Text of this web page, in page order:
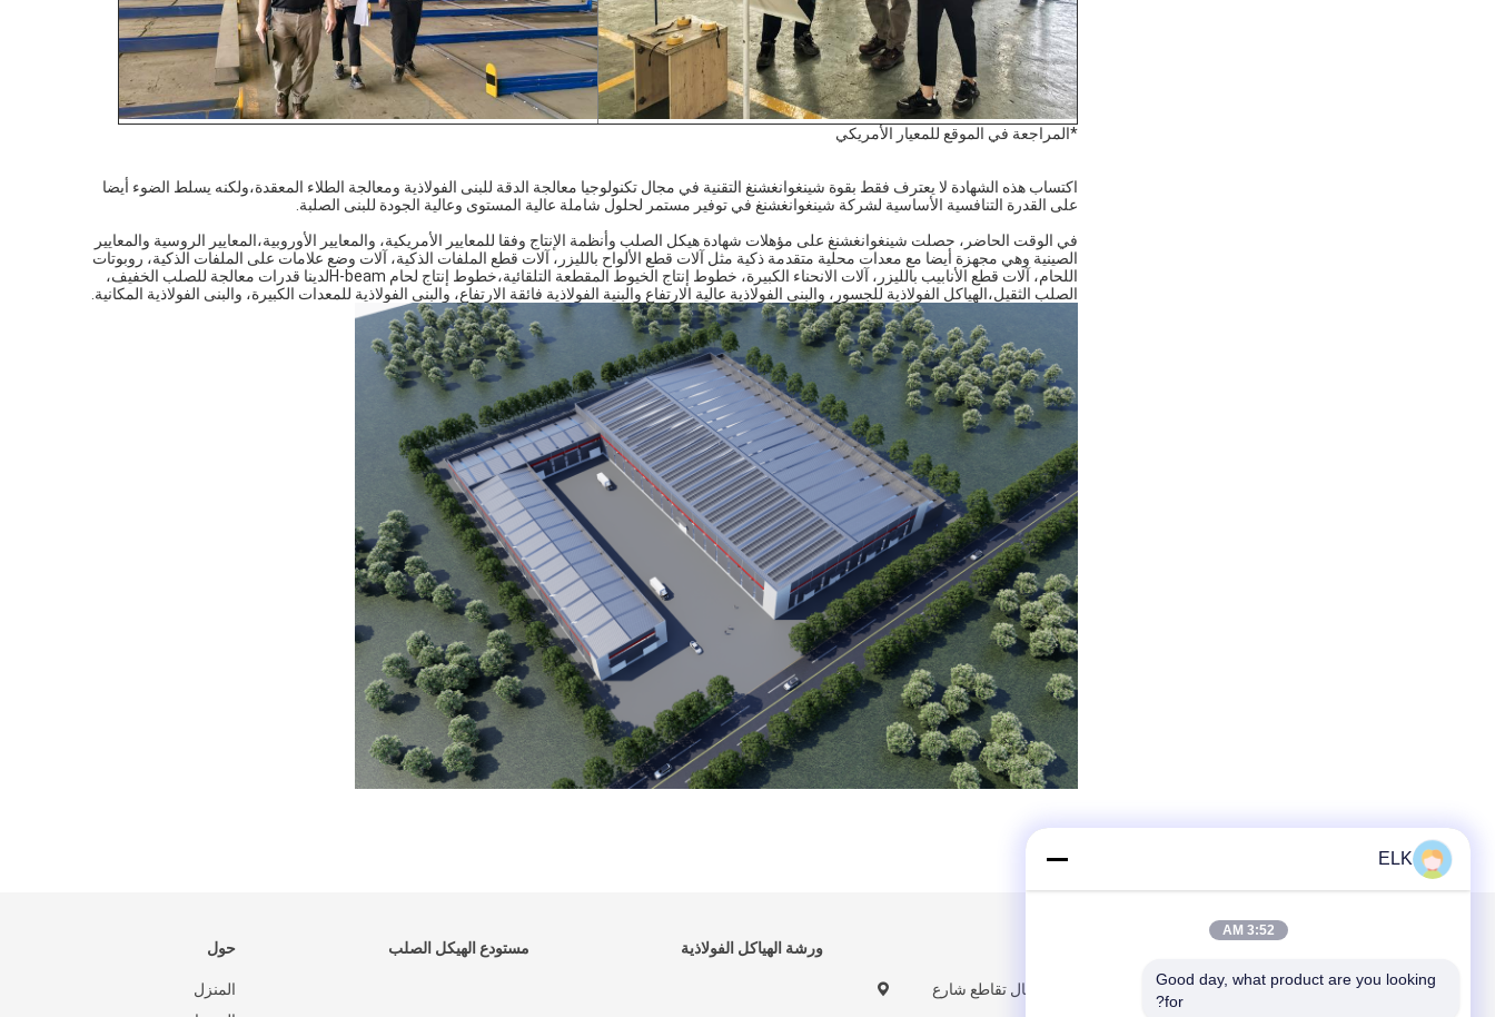
*المراجعة في الموقع للمعيار الأمريكي
اكتساب هذه الشهادة لا يعترف فقط بقوة شينغوانغشنغ التقنية في مجال تكنولوجيا معالجة الدقة للبنى الفولاذية ومعالجة الطلاء المعقدة،ولكنه يسلط الضوء أيضا
على القدرة التنافسية الأساسية لشركة شينغوانغشنغ في توفير مستمر لحلول شاملة عالية المستوى وعالية الجودة للبنى الصلبة.
في الوقت الحاضر، حصلت شينغوانغشنغ على مؤهلات شهادة هيكل الصلب وأنظمة الإنتاج وفقا للمعايير الأمريكية، والمعايير الأوروبية،المعايير الروسية والمعايير
الصينية وهي مجهزة أيضا مع معدات محلية متقدمة ذكية مثل آلات قطع الألواح بالليزر، آلات قطع الملفات الذكية، آلات وضع علامات على الملفات الذكية، روبوتات
اللحام، آلات قطع الأنابيب بالليزر، آلات الانحناء الكبيرة، خطوط إنتاج الخيوط المقطعة التلقائية،خطوط إنتاج لحام H-beamلدينا قدرات معالجة للصلب الخفيف،
الصلب الثقيل،الهياكل الفولاذية للجسور، والبنى الفولاذية عالية الارتفاع والبنية الفولاذية فائقة الارتفاع، والبنى الفولاذية للمعدات الكبيرة، والبنى الفولاذية المكانية.
حول
المنزل
مستودع الهيكل الصلب ورشة الهياكل الفولاذية
300 متر شمال تقاطع شارع
ELK
3:52 AM
Good day, what product are you looking
for?